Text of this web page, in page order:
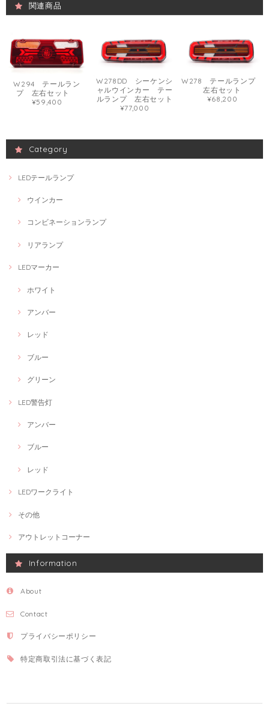
関連商品
W294 テールラン
プ 左右セット
¥59,400
W278DD シーケンシ
ャルウインカー テー
ルランプ 左右セット
¥77,000
W278 テールランプ
左右セット
¥68,200
Category
LEDテールランプ
ウインカー
コンビネーションランプ
リアランプ
LEDマーカー
ホワイト
アンバー
レッド
ブルー
グリーン
LED警告灯
アンバー
ブルー
レッド
LEDワークライト
その他
アウトレットコーナー
Information
About
Contact
プライバシーポリシー
特定商取引法に基づく表記